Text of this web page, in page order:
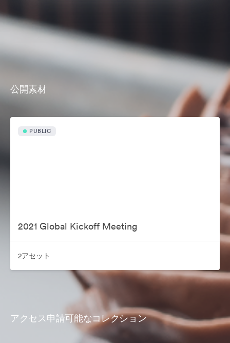
公開素材
PUBLIC
2021 Global Kickoff Meeting
2アセット
アクセス申請可能なコレクション